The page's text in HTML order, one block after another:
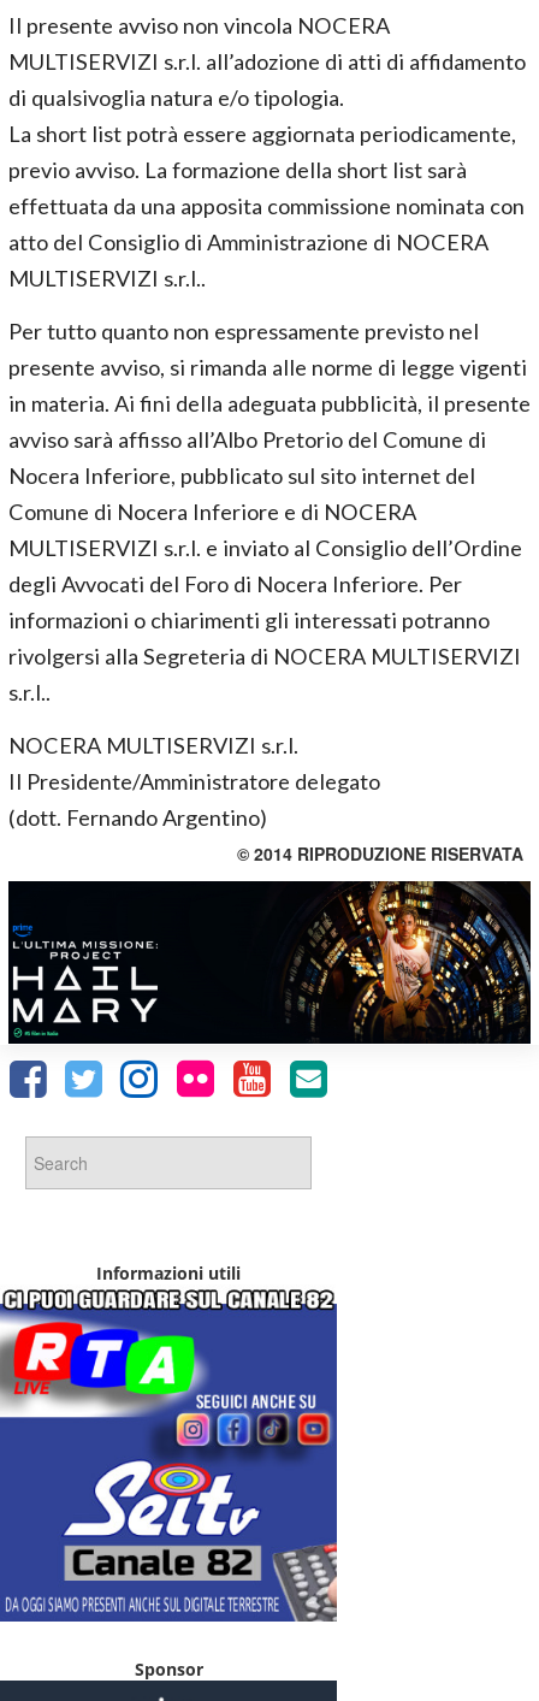
Il presente avviso non vincola NOCERA
MULTISERVIZI s.r.l. all’adozione di atti di affidamento
di qualsivoglia natura e/o tipologia.
La short list potrà essere aggiornata periodicamente,
previo avviso. La formazione della short list sarà
effettuata da una apposita commissione nominata con
atto del Consiglio di Amministrazione di NOCERA
MULTISERVIZI s.r.l..
Per tutto quanto non espressamente previsto nel
presente avviso, si rimanda alle norme di legge vigenti
in materia. Ai fini della adeguata pubblicità, il presente
avviso sarà affisso all’Albo Pretorio del Comune di
Nocera Inferiore, pubblicato sul sito internet del
Comune di Nocera Inferiore e di NOCERA
MULTISERVIZI s.r.l. e inviato al Consiglio dell’Ordine
degli Avvocati del Foro di Nocera Inferiore. Per
informazioni o chiarimenti gli interessati potranno
rivolgersi alla Segreteria di NOCERA MULTISERVIZI
s.r.l..
NOCERA MULTISERVIZI s.r.l.
Il Presidente/Amministratore delegato
(dott. Fernando Argentino)
© 2014 RIPRODUZIONE RISERVATA
Informazioni utili
Sponsor